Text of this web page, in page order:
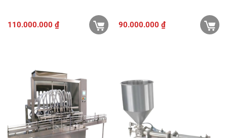
110.000.000 ₫ 90.000.000 ₫